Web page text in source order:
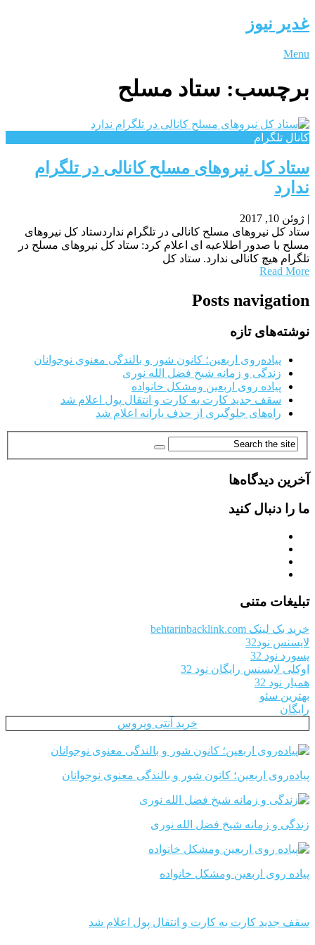
غدیر نیوز
Menu
برچسب: ستاد مسلح
کانال تلگرام
ستاد کل نیروهای مسلح کانالی در تلگرام
ندارد
| ژوئن 10, 2017
ستاد کل نیروهای مسلح کانالی در تلگرام نداردستاد کل نیروهای
مسلح با صدور اطلاعیه ای اعلام کرد: ستاد کل نیروهای مسلح در
تلگرام هیچ کانالی ندارد. ستاد کل
Read More
Posts navigation
نوشته‌های تازه
پیاده‌روی اربعین؛ کانون شور و بالندگی معنوی نوجوانان
زندگی و زمانه شیخ فضل الله نوری
پیاده روی اربعین ومشکل خانواده
سقف جدید کارت به کارت و انتقال پول اعلام شد
راه‌های جلوگیری از حذف یارانه اعلام شد
آخرین دیدگاه‌ها
ما را دنبال کنید
تبلیغات متنی
خرید بک لینک behtarinbacklink.com
لایسنس نود32
پسورد نود 32
اوکلی لایسنس رایگان نود 32
همیار نود 32
بهترین سئو
رایگان
خرید آنتی ویروس
پیاده‌روی اربعین؛ کانون شور و بالندگی معنوی نوجوانان
زندگی و زمانه شیخ فضل الله نوری
پیاده روی اربعین ومشکل خانواده
سقف جدید کارت به کارت و انتقال پول اعلام شد